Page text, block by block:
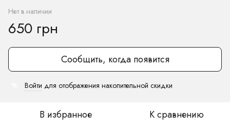
Нет в наличии
650 грн
Сообщить, когда появится
Войти для отображения накопительной скидки
В избранное К сравнению